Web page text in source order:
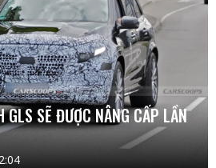
GLS SẼ ĐƯỢC NÂNG CẤP LẦN